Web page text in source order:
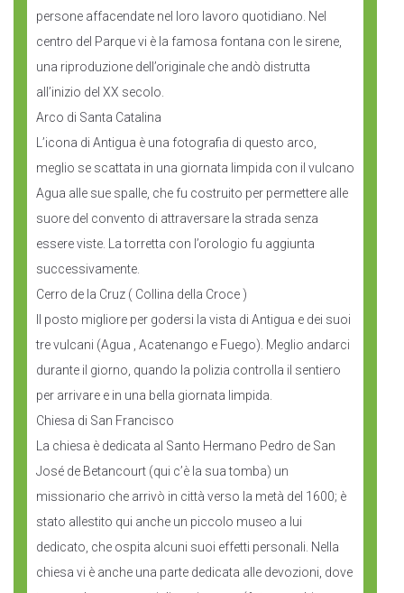
persone affacendate nel loro lavoro quotidiano. Nel
centro del Parque vi è la famosa fontana con le sirene,
una riproduzione dell’originale che andò distrutta
all’inizio del XX secolo.
Arco di Santa Catalina
L’icona di Antigua è una fotografia di questo arco,
meglio se scattata in una giornata limpida con il vulcano
Agua alle sue spalle, che fu costruito per permettere alle
suore del convento di attraversare la strada senza
essere viste. La torretta con l’orologio fu aggiunta
successivamente.
Cerro de la Cruz ( Collina della Croce )
Il posto migliore per godersi la vista di Antigua e dei suoi
tre vulcani (Agua , Acatenango e Fuego). Meglio andarci
durante il giorno, quando la polizia controlla il sentiero
per arrivare e in una bella giornata limpida.
Chiesa di San Francisco
La chiesa è dedicata al Santo Hermano Pedro de San
José de Betancourt (qui c’è la sua tomba) un
missionario che arrivò in città verso la metà del 1600; è
stato allestito qui anche un piccolo museo a lui
dedicato, che ospita alcuni suoi effetti personali. Nella
chiesa vi è anche una parte dedicata alle devozioni, dove